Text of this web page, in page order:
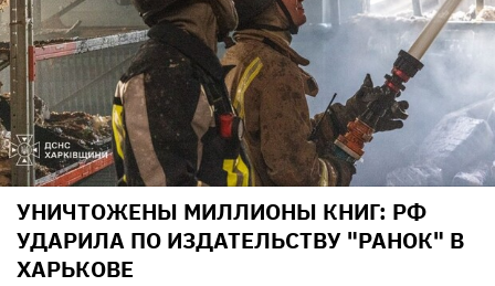
УНИЧТОЖЕНЫ МИЛЛИОНЫ КНИГ: РФ
УДАРИЛА ПО ИЗДАТЕЛЬСТВУ "РАНОК" В
ХАРЬКОВЕ